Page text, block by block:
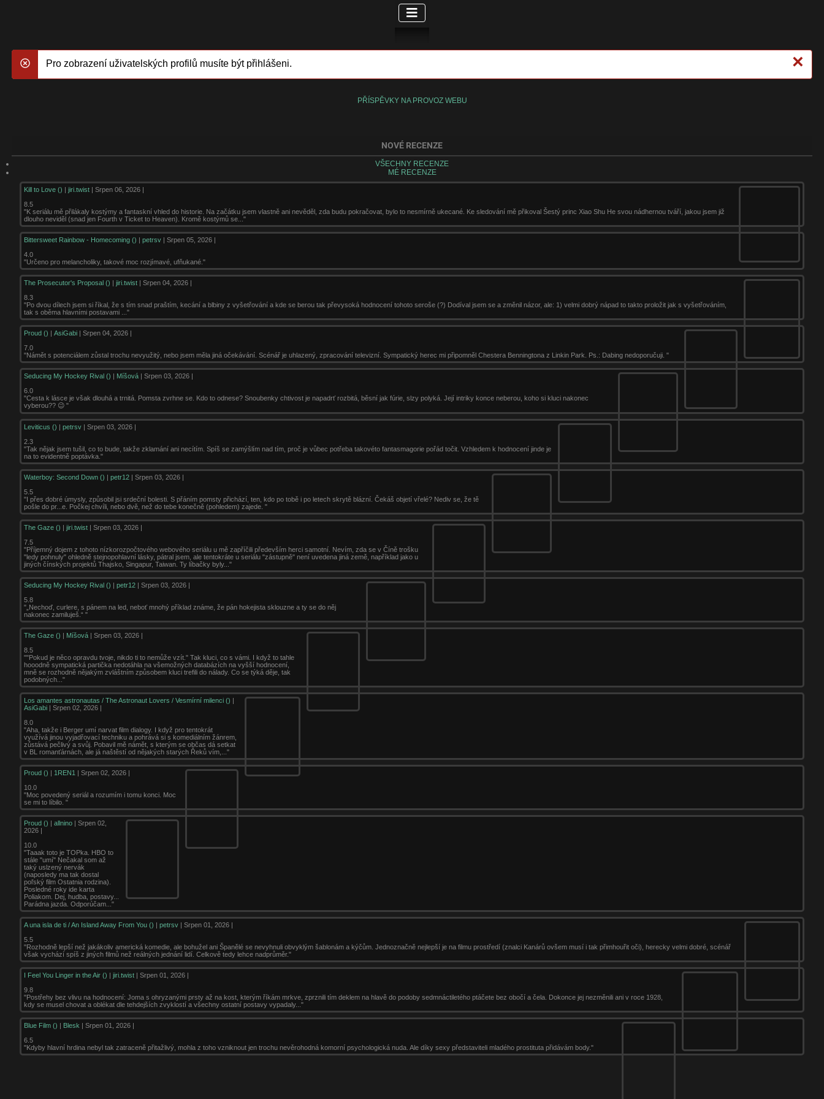
×
dangerPro zobrazení uživatelských profilů musíte být přihlášeni.
PŘÍSPĚVKY NA PROVOZ WEBU
NOVÉ RECENZE
VŠECHNY RECENZE
MÉ RECENZE
Kill to Love () |jiri.twist | Srpen 06, 2026 |
8.5
"K seriálu mě přilákaly kostýmy a fantaskní vhled do historie. Na začátku jsem vlastně ani nevěděl, zda budu pokračovat, bylo to nesmírně ukecané. Ke sledování mě přikoval Šestý princ Xiao Shu He svou nádhernou tváří, jakou jsem již
dlouho neviděl (snad jen Fourth v Ticket to Heaven). Kromě kostýmů se..."
Bittersweet Rainbow - Homecoming () |petrsv | Srpen 05, 2026 |
4.0
"Určeno pro melancholiky, takové moc rozjímavé, ufňukané."
The Prosecutor's Proposal () |jiri.twist | Srpen 04, 2026 |
8.3
"Po dvou dílech jsem si říkal, že s tím snad praštím, kecání a blbiny z vyšetřování a kde se berou tak převysoká hodnocení tohoto seroše (?) Dodíval jsem se a změnil názor, ale: 1) velmi dobrý nápad to takto proložit jak s vyšetřováním,
tak s oběma hlavními postavami ..."
Proud () |AsiGabi | Srpen 04, 2026 |
7.0
"Námět s potenciálem zůstal trochu nevyužitý, nebo jsem měla jiná očekávání. Scénář je uhlazený, zpracování televizní. Sympatický herec mi připomněl Chestera Benningtona z Linkin Park. Ps.: Dabing nedoporučuji. "
Seducing My Hockey Rival () | Míšová | Srpen 03, 2026 |
6.0
"Cesta k lásce je však dlouhá a trnitá. Pomsta zvrhne se. Kdo to odnese? Snoubenky chtivost je napadrť rozbitá, běsní jak fúrie, slzy polyká. Její intriky konce neberou, koho si kluci nakonec
vyberou?? 😉 "
Leviticus () |petrsv | Srpen 03, 2026 |
2.3
"Tak nějak jsem tušil, co to bude, takže zklamání ani necítím. Spíš se zamýšlím nad tím, proč je vůbec potřeba takovéto fantasmagorie pořád točit. Vzhledem k hodnocení jinde je
na to evidentně poptávka."
Waterboy: Second Down () |petr12 | Srpen 03, 2026 |
5.5
"I přes dobré úmysly, způsobil jsi srdeční bolesti. S přáním pomsty přichází, ten, kdo po tobě i po letech skrytě blázní. Čekáš objetí vřelé? Nediv se, že tě
pošle do pr...e. Počkej chvíli, nebo dvě, než do tebe konečně (pohledem) zajede. "
The Gaze () |jiri.twist | Srpen 03, 2026 |
7.5
"Příjemný dojem z tohoto nízkorozpočtového webového seriálu u mě zapříčili především herci samotní. Nevím, zda se v Číně trošku
"ledy pohnuly" ohledně stejnopohlavní lásky, pátral jsem, ale tentokráte u seriálu "zástupně" není uvedena jiná země, například jako u
jiných čínských projektů Thajsko, Singapur, Taiwan. Ty líbačky byly..."
Seducing My Hockey Rival () |petr12 | Srpen 03, 2026 |
5.8
"„Nechoď, curlere, s pánem na led, neboť mnohý příklad známe, že pán hokejista sklouzne a ty se do něj
nakonec zamiluješ.“ "
The Gaze () | Míšová | Srpen 03, 2026 |
8.5
""Pokud je něco opravdu tvoje, nikdo ti to nemůže vzít." Tak kluci, co s vámi. I když to tahle
hooodně sympatická partička nedotáhla na všemožných databázích na vyšší hodnocení,
mně se rozhodně nějakým zvláštním způsobem kluci trefili do nálady. Co se týká děje, tak
podobných..."
Los amantes astronautas / The Astronaut Lovers / Vesmírní milenci () |
AsiGabi | Srpen 02, 2026 |
8.0
"Aha, takže i Berger umí narvat film dialogy. I když pro tentokrát
využívá jinou vyjadřovací techniku a pohrává si s komediálním žánrem,
zůstává pečlivý a svůj. Pobavil mě námět, s kterým se občas dá setkat
v BL romanťárnách, ale já naštěstí od nějakých starých Řeků vím,..."
Proud () | 1REN1 | Srpen 02, 2026 |
10.0
"Moc povedený seriál a rozumím i tomu konci. Moc
se mi to líbilo. "
Proud () |allnino | Srpen 02,
2026 |
10.0
"Taaak toto je TOPka. HBO to
stále "umí" Nečakal som až
taký uslzený nervák
(naposledy ma tak dostal
poľský film Ostatnia rodzina).
Posledné roky ide karta
Poliakom. Dej, hudba, postavy...
Parádna jazda. Odporúčam..."
A una isla de ti / An Island Away From You () |petrsv | Srpen 01, 2026 |
5.5
"Rozhodně lepší než jakákoliv americká komedie, ale bohužel ani Španělé se nevyhnuli obvyklým šablonám a kýčům. Jednoznačně nejlepší je na filmu prostředí (znalci Kanárů ovšem musí i tak přimhouřit oči), herecky velmi dobré, scénář
však vychází spíš z jiných filmů než reálných jednání lidí. Celkově tedy lehce nadprůměr."
I Feel You Linger in the Air () |jiri.twist | Srpen 01, 2026 |
9.8
"Postřehy bez vlivu na hodnocení: Joma s ohryzanými prsty až na kost, kterým říkám mrkve, zprznili tím deklem na hlavě do podoby sedmnáctiletého ptáčete bez obočí a čela. Dokonce jej nezměnili ani v roce 1928,
kdy se musel chovat a oblékat dle tehdejších zvyklostí a všechny ostatní postavy vypadaly..."
Blue Film () | Blesk | Srpen 01, 2026 |
6.5
"Kdyby hlavní hrdina nebyl tak zatraceně přitažlivý, mohla z toho vzniknout jen trochu nevěrohodná komorní psychologická nuda. Ale díky sexy představiteli mladého prostituta přidávám body."